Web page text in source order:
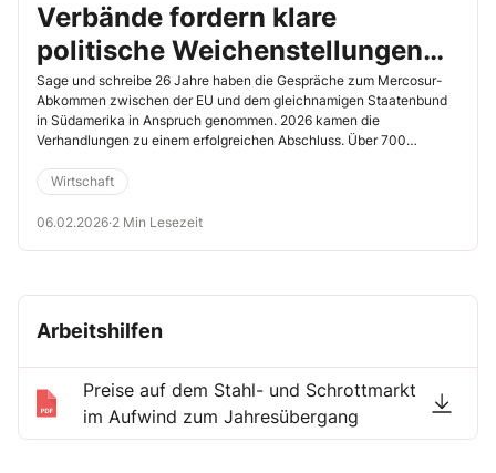
Verbände fordern klare
politische Weichenstellungen
für 2026
Sage und schreibe 26 Jahre haben die Gespräche zum Mercosur-
Abkommen zwischen der EU und dem gleichnamigen Staatenbund
in Südamerika in Anspruch genommen. 2026 kamen die
Verhandlungen zu einem erfolgreichen Abschluss. Über 700
Freihandelszone in vielen Bereichen in den Genuss sinkender Preise
kommen. Wie immer könnte es Gewinner und Verlierer geben. In
Europas Landwirtschaft wird das Bündnis längst nicht von allen
Wirtschaftsstandort könnte dies im Besonderen Deutschlands
Wirtschaft auf die Sprünge helfen. Die großen Probleme können
dadurch zumindest etwas kleiner werden.
Wirtschaft
06.02.2026·2 Min Lesezeit
Arbeitshilfen
Preise auf dem Stahl- und Schrottmarkt
im Aufwind zum Jahresübergang